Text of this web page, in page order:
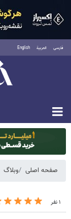
فارسی العربية English
صفحه اصلی وبلاگ
۱ نفر